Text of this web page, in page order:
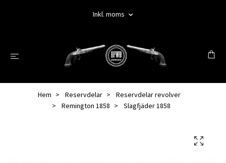
Inkl. moms
Hem Reservdelar
Reservdelar revolver
Remington 1858
Slagfjäder 1858